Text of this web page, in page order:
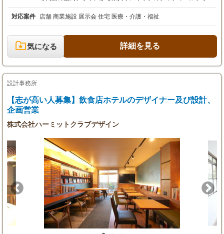
昇給（年1回）・賞与（年2回）・有給あり
ン、ロゴマーク、名刺等デザイン 住宅部門：全国のモデルハウス
や注文住宅建築設計からインテリアコーディネート、マンション
のリノベーション、ショールーム、宿泊施設等
対応案件 店舗 商業施設 展示会 住宅 医療・介護・福祉
気になる 詳細を見る
設計事務所
【志が高い人募集】飲食店ホテルのデザイナー及び設計、
企画営業
株式会社ハーミットクラブデザイン